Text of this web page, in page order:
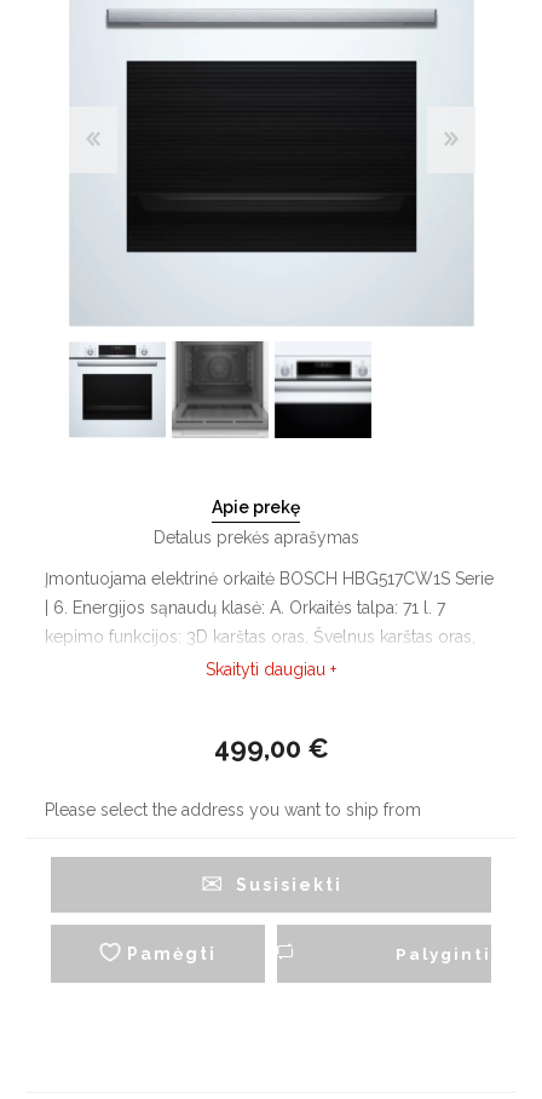
Apie prekę
Detalus prekės aprašymas
Įmontuojama elektrinė orkaitė BOSCH HBG517CW1S Serie
| 6. Energijos sąnaudų klasė: A. Orkaitės talpa: 71 l. 7
kepimo funkcijos: 3D karštas oras, Švelnus karštas oras,
Įprastinis kaitinimas viršus/apačia, Didelis grilis, Grilis su
Skaityti daugiau +
499,00 €
Please select the address you want to ship from
Pamėgti
Susisiekti
Palyginti